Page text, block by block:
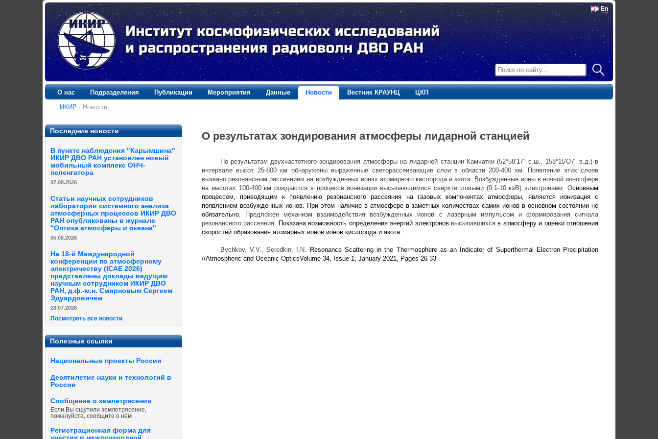
En
О нас Подразделения Публикации Мероприятия Данные Новости Вестник КРАУНЦ
ЦКП
ИКИР / Новости
Последние новости
В пункте наблюдения "Карымшина"
ИКИР ДВО РАН установлен новый
мобильный комплекс ОНЧ-
пеленгатора
07.08.2026
Статьи научных сотрудников
лаборатории системного анализа
атмосферных процессов ИКИР ДВО
РАН опубликованы в журнале
"Оптика атмосферы и океана"
05.08.2026
На 18-й Международной
конференции по атмосферному
электричеству (ICAE 2026)
представлены доклады ведущим
научным сотрудником ИКИР ДВО
РАН, д.ф.-м.н. Смирновым Сергеем
Эдуардовичем
28.07.2026
Посмотреть все новости
Полезные ссылки
Национальные проекты России
Десятилетие науки и технологий в
России
Сообщение о землетрясении
Если Вы ощутили землетрясение,
пожалуйста, сообщите о нём
Регистрационная форма для
О результатах зондирования атмосферы лидарной станцией
По результатам двухчастотного зондирования атмосферы на лидарной станции Камчатки (52°58’17" с.ш., 158°15'О7" в.д.) в
интервале высот 25-600 км обнаружены выраженные светорассеивающие слои в области 200-400 км. Появление этих слоев
вызвано резонансным рассеянием на возбужденных ионах атомарного кислорода и азота. Возбужденные ионы в ночной ионосфере
на высотах 100-400 км рождаются в процессе ионизации высыпающимися сверхтепловыми (0.1-10 кэВ) электронами. Основным
процессом, приводящим к появлению резонансного рассеяния на газовых компонентах атмосферы, является ионизация с
появлением возбужденных ионов. При этом наличие в атмосфере в заметных количествах самих ионов в основном состоянии не
обязательно.
Предложен механизм взаимодействия возбужденных ионов с лазерным импульсом и формирования сигнала
резонансного рассеяния. Показана возможность определения энергий электронов высыпавшихсяв атмосферу и оценки отношения
скоростей образования атомарных ионов ионов кислорода и азота.
Bychkov, V.V., Seredkin, I.N.
Resonance Scattering in the Thermosphere as an Indicator of Superthermal Electron Precipitation
//Atmospheric and Oceanic OpticsVolume 34, Issue 1, January 2021, Pages 26-33